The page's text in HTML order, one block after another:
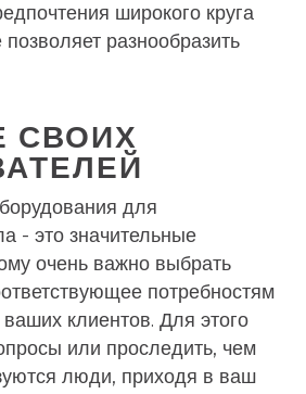
широкого круга
разнообразить
СВОИХ
для
- это значительные
очень важно выбрать
потребностям
клиентов. Для этого
или проследить, чем
люди, приходя в ваш